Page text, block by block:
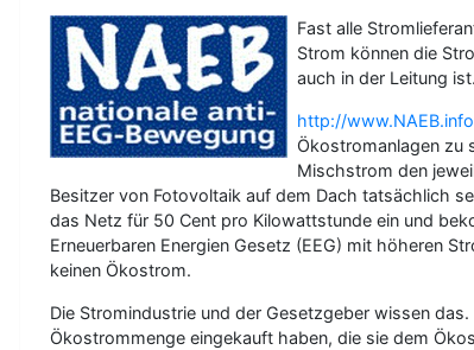
Fast alle
Strom können die
auch in der Leitung ist.
http://www.NAEB.info
Ökostromanlagen zu
Mischstrom den
Besitzer von Fotovoltaik auf dem Dach tatsächlich
das Netz für 50 Cent pro Kilowattstunde ein und
Erneuerbaren Energien Gesetz (EEG) mit höheren
keinen Ökostrom.
Die Stromindustrie und der Gesetzgeber wissen
Ökostrommenge eingekauft haben, die sie dem